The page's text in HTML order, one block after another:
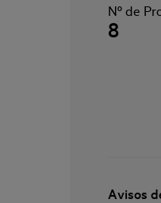
Nº de
8
Avisos